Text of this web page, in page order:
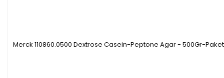
Merck 110860.0500 Dextrose Casein-Peptone Agar - 500Gr-Paket